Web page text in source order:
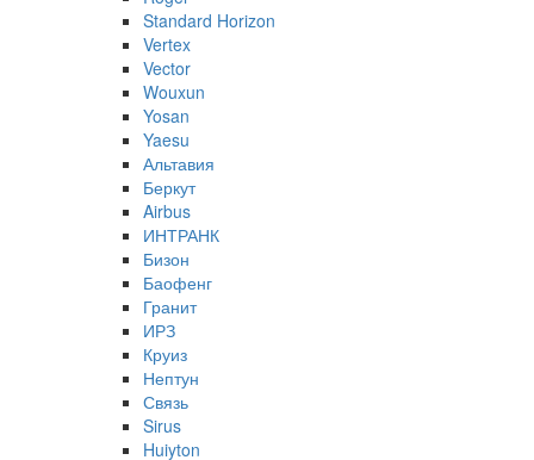
Standard Horizon
Vertex
Vector
Wouxun
Yosan
Yaesu
Альтавия
Беркут
Airbus
ИНТРАНК
Бизон
Баофенг
Гранит
ИРЗ
Круиз
Нептун
Связь
Sirus
Huiyton